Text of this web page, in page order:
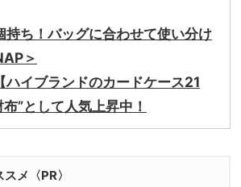
持ち！バッグに合わせて使い分け
＞
イブランドのカードケース21
”として人気上昇中！
メ〈PR〉